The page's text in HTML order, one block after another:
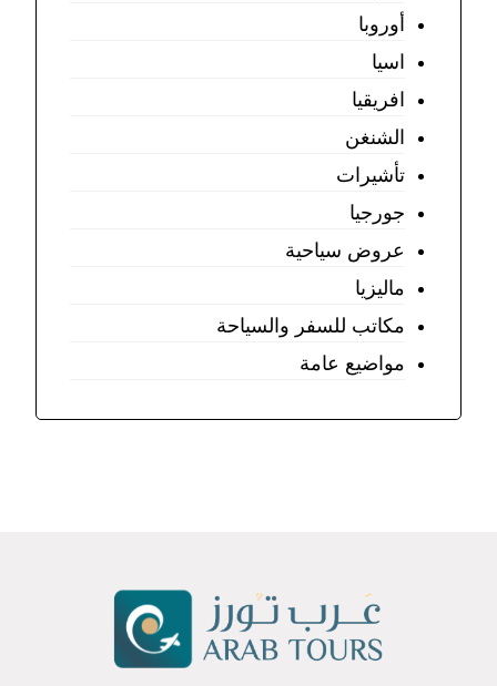
أوروبا
اسيا
افريقيا
الشنغن
تأشيرات
جورجيا
عروض سياحية
ماليزيا
مكاتب للسفر والسياحة
مواضيع عامة